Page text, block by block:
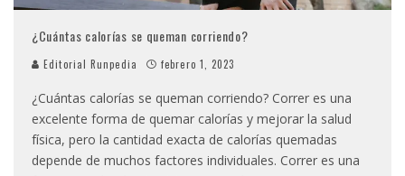
¿Cuántas calorías se queman corriendo?
Editorial Runpedia febrero 1, 2023
¿Cuántas calorías se queman corriendo? Correr es una
excelente forma de quemar calorías y mejorar la salud
física, pero la cantidad exacta de calorías quemadas
depende de muchos factores individuales. Correr es una